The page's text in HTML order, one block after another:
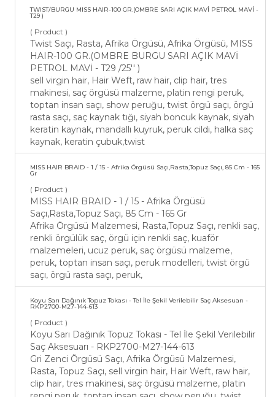
TWIST/BURGU MISS HAIR-100 GR.(OMBRE SARI AÇIK MAVİ PETROL MAVİ -
T29 )
( Product )
Twist Saçı, Rasta, Afrika Örgüsü, Afrika Örgüsü, MISS
HAIR-100 GR.(OMBRE BURGU SARI AÇIK MAVİ
PETROL MAVİ - T29 /25'' )
sell virgin hair, Hair Weft, raw hair, clip hair, tres
makinesi, saç örgüsü malzeme, platin rengi peruk,
toptan insan saçı, show peruğu, twist örgü saçı, örgü
rasta saçı, saç kaynak tığı, siyah boncuk kaynak, siyah
keratin kaynak, mandallı kuyruk, peruk cildi, halka saç
kaynak, keratin çubuk,twist
MISS HAIR BRAID - 1 / 15 - Afrika Örgüsü Saçı,Rasta,Topuz Saçı, 85 Cm - 165
Gr
( Product )
MISS HAIR BRAID - 1 / 15 - Afrika Örgüsü
Saçı,Rasta,Topuz Saçı, 85 Cm - 165 Gr
Afrika Örgüsü Malzemesi, Rasta,Topuz Saçı, renkli saç,
renkli örgülük saç, örgü için renkli saç, kuaför
malzemeleri, ucuz peruk, saç örgüsü malzeme,
peruk, toptan insan saçı, peruk modelleri, twist örgü
saçı, örgü rasta saçı, peruk,
Koyu Sarı Dağınık Topuz Tokası - Tel İle Şekil Verilebilir Saç Aksesuarı -
RKP2700-M27-144-613
( Product )
Koyu Sarı Dağınık Topuz Tokası - Tel İle Şekil Verilebilir
Saç Aksesuarı - RKP2700-M27-144-613
Gri Zenci Örgüsü Saçı, Afrika Örgüsü Malzemesi,
Rasta, Topuz Saçı, sell virgin hair, Hair Weft, raw hair,
clip hair, tres makinesi, saç örgüsü malzeme, platin